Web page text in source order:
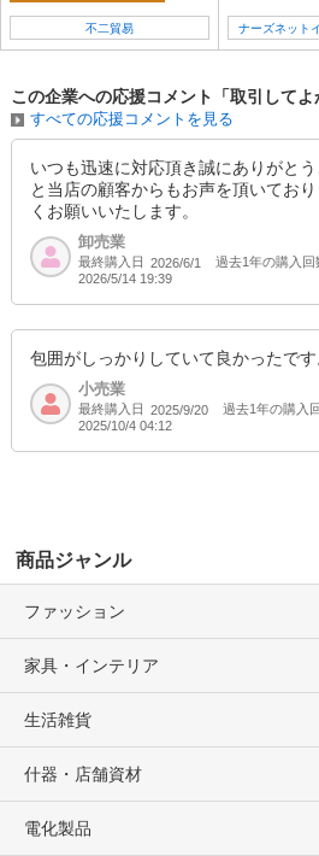
不二貿易
ナーズネット
et
この企業への応援コメント「取引してよ
すべての応援コメントを見る
いつも迅速に対応頂き誠にありがと
と当店の顧客からもお声を頂いてお
くお願いいたします。
卸売業
最終購入日 2026/6/1 過去1年の購入回
2026/5/14 19:39
包囲がしっかりしていて良かったです
小売業
最終購入日 2025/9/20 過去1年の購入
2025/10/4 04:12
商品ジャンル
ファッション
家具・インテリア
生活雑貨
什器・店舗資材
電化製品